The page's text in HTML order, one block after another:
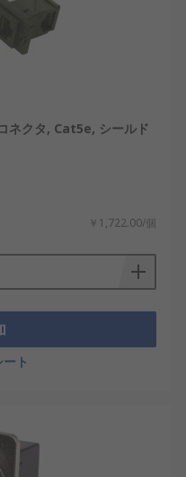
接続から、複数ポ
までの規格を確
するものを選び
、UTP、アンシー
ノイズ対策のレベ
きカプラや短い
場所に合わせま
のものは屋外や
ます。
商業、ホビーまで
ネクタ, Cat5e, シールド
￥1,722.00/個
ト